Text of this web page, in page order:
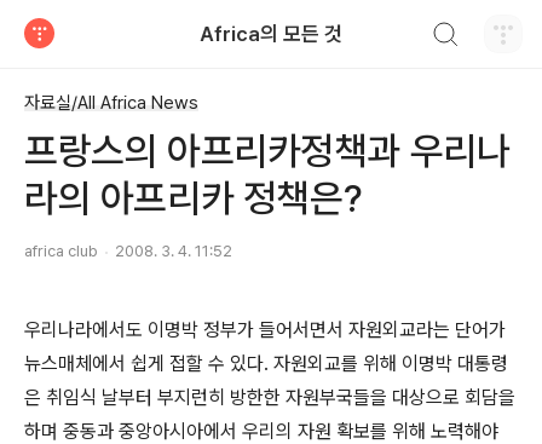
Africa의 모든 것
자료실/All Africa News
프랑스의 아프리카정책과 우리나
라의 아프리카 정책은?
africa club 2008. 3. 4. 11:52
우리나라에서도 이명박 정부가 들어서면서 자원외교라는 단어가
뉴스매체에서 쉽게 접할 수 있다. 자원외교를 위해 이명박 대통령
은 취임식 날부터 부지런히 방한한 자원부국들을 대상으로 회담을
하며 중동과 중앙아시아에서 우리의 자원 확보를 위해 노력해야